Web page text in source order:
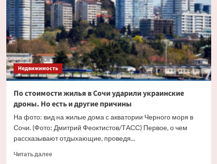
Москве
впервые
перевалила
за
триллион
рублей
Недвижимость
По стоимости жилья в Сочи ударили украинские
дроны. Но есть и другие причины
На фото: вид на жилые дома с акватории Черного моря в
Сочи. (Фото: Дмитрий Феоктистов/ТАСС) Первое, о чем
рассказывают отдыхающие, проведя...
Читать далееПрочитать